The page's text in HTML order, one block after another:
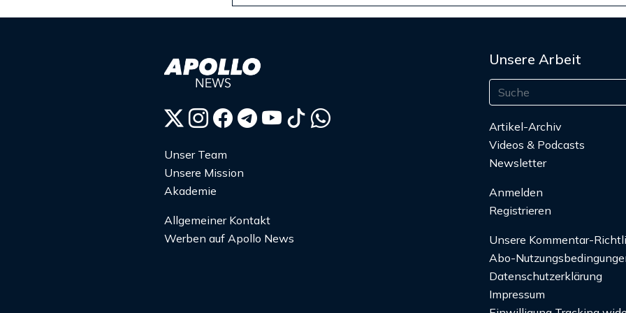
Unser Team
Unsere Mission
Akademie
Allgemeiner Kontakt
Werben auf Apollo News
Unsere Arbeit
Artikel-Archiv
Videos & Podcasts
Newsletter
Anmelden
Registrieren
Unsere Kommentar-
Abo-
Datenschutzerklärung
Impressum